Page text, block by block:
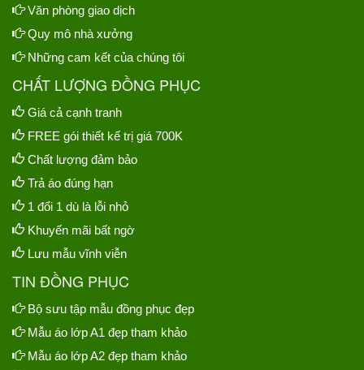
Văn phòng giao dịch
Quy mô nhà xưởng
Những cam kết của chúng tôi
CHẤT LƯỢNG ĐỒNG PHỤC
Giá cả cạnh tranh
FREE gói thiết kế trị giá 700K
Chất lượng đảm bảo
Trả áo đúng hạn
1 đổi 1 dù là lỗi nhỏ
Khuyến mãi bất ngờ
Lưu mẫu vĩnh viễn
TIN ĐỒNG PHỤC
Bộ sưu tập mẫu đồng phục đẹp
Mẫu áo lớp A1 đẹp tham khảo
Mẫu áo lớp A2 đẹp tham khảo